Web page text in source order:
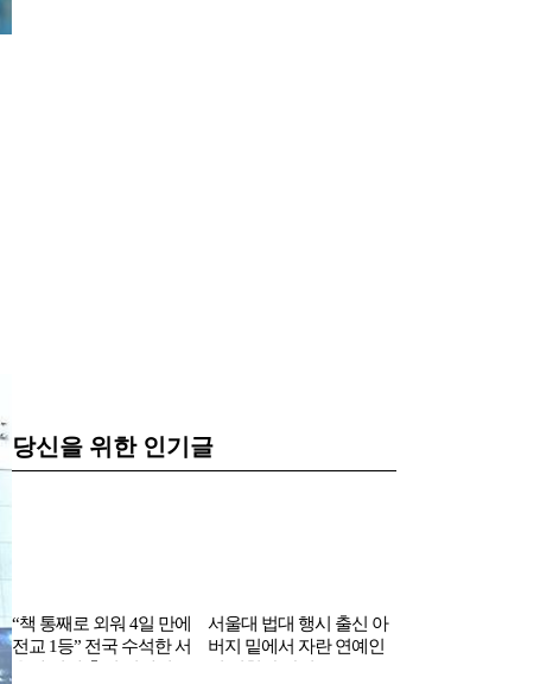
당신을 위한 인기글
“책 통째로 외워 4일 만에
전교 1등” 전국 수석한 서
울대 의대 출신 연예인
서울대 법대 행시 출신 아
버지 밑에서 자란 연예인